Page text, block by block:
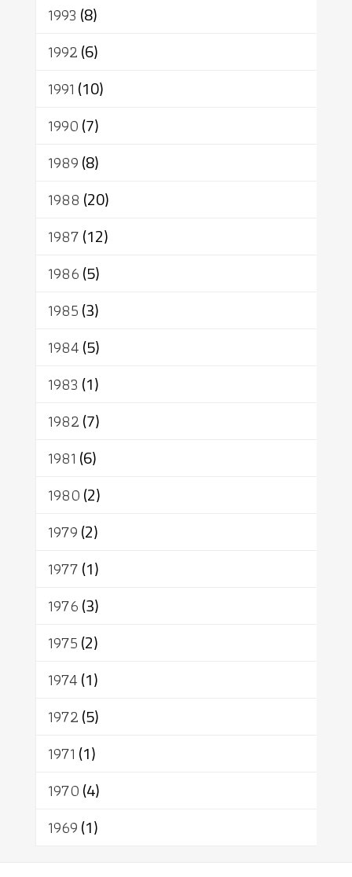
1993 (8)
1992(6)
1991 (10)
1990(7)
1989(8)
1988 (20)
1987(12)
1986(5)
1985(3)
1984(5)
1983 (1)
1982(7)
1981 (6)
1980(2)
1979(2)
1977(1)
1976(3)
1975(2)
1974(1)
1972(5)
1971 (1)
1970(4)
1969(1)